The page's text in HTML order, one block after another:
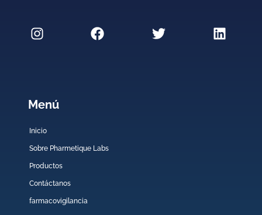
Menú
Inicio
Sobre Pharmetique Labs
Productos
Contáctanos
farmacovigilancia